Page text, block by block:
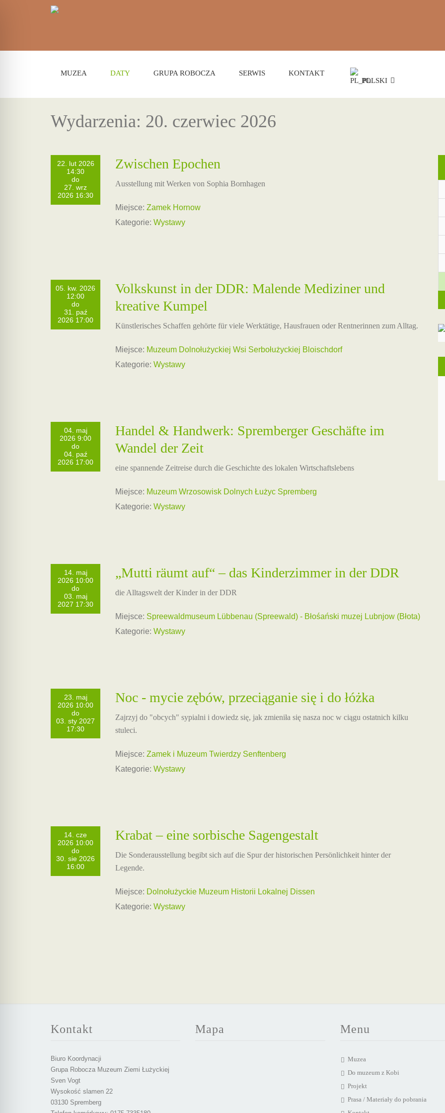
MUZEA DATY GRUPA ROBOCZA SERWIS
KONTAKT
POLSKI
Wydarzenia: 20. czerwiec 2026
22. lut 2026
14:30
do
27. wrz
2026 16:30
Zwischen Epochen
Ausstellung mit Werken von Sophia Bornhagen
Miejsce: Zamek Hornow
Kategorie: Wystawy
05. kw. 2026
12:00
do
31. paź
2026 17:00
Volkskunst in der DDR: Malende Mediziner und
kreative Kumpel
Künstlerisches Schaffen gehörte für viele Werktätige, Hausfrauen oder Rentnerinnen zum Alltag.
Miejsce: Muzeum Dolnołużyckiej Wsi Serbołużyckiej Bloischdorf
Kategorie: Wystawy
04. maj
2026 9:00
do
04. paź
2026 17:00
Handel & Handwerk: Spremberger Geschäfte im
Wandel der Zeit
eine spannende Zeitreise durch die Geschichte des lokalen Wirtschaftslebens
Miejsce: Muzeum Wrzosowisk Dolnych Łużyc Spremberg
Kategorie: Wystawy
14. maj
2026 10:00
do
03. maj
2027 17:30
„Mutti räumt auf“ – das Kinderzimmer in der DDR
die Alltagswelt der Kinder in der DDR
Miejsce: Spreewaldmuseum Lübbenau (Spreewald) - Błośański muzej Lubnjow (Błota)
Kategorie: Wystawy
23. maj
2026 10:00
do
03. sty 2027
17:30
Noc - mycie zębów, przeciąganie się i do łóżka
Zajrzyj do "obcych" sypialni i dowiedz się, jak zmieniła się nasza noc w ciągu ostatnich kilku
stuleci.
Miejsce: Zamek i Muzeum Twierdzy Senftenberg
Kategorie: Wystawy
14. cze
2026 10:00
do
30. sie 2026
16:00
Krabat – eine sorbische Sagengestalt
Die Sonderausstellung begibt sich auf die Spur der historischen Persönlichkeit hinter der
Legende.
Miejsce: Dolnołużyckie Muzeum Historii Lokalnej Dissen
Kategorie: Wystawy
Kontakt
Biuro Koordynacji
Grupa Robocza Muzeum Ziemi Łużyckiej
Sven Vogt
Wysokość slamen 22
03130 Spremberg
Mapa Menu
Muzea
Do muzeum z Kobi
Projekt
Prasa / Materiały do pobrania